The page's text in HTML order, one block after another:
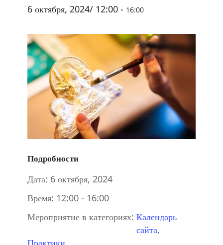
6 октября, 2024/ 12:00 - 16:00
Подробности
Дата: 6 октября, 2024
Время: 12:00 - 16:00
Мероприятие в категориях: Календарь
сайта,
Практики